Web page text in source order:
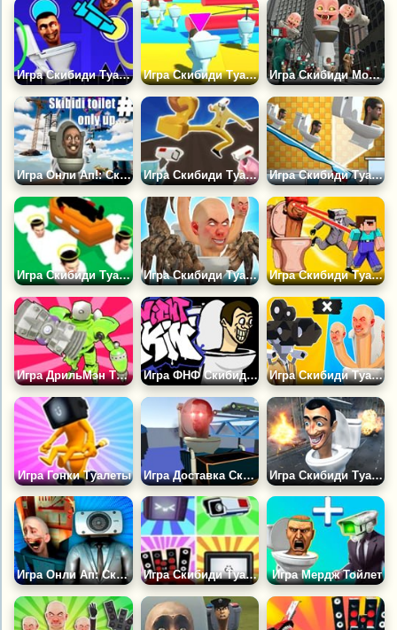
Игра Скибиди Туалет: Геометрия Даш Унитаз Игра Скибиди Туалет Соревнование Игра Скибиди Монстр Туалет
Игра Онли Ап!: Скибиди Туалет Игра Скибиди Туалеты: Путь Камерамена Игра Скибиди Туалет Прыжки
Игра Скибиди Туалеты Хоронят Врагов Игра Скибиди Туалетный Охотник Игра Скибиди Туалет и Нубик Бесконечное Выживание
Игра ДрильМэн Титаны Игра ФНФ Скибиди: Вторжение Игра Скибиди Туалет Файт: Слияние Армии Камераменов
Игра Гонки Туалеты Игра Доставка Скибиди Игра Скибиди Туалет Выживание
Игра Онли Ап: Скибиди Туалет 2 Игра Скибиди Туалеты: Все Агенты Игра Мердж Тойлет